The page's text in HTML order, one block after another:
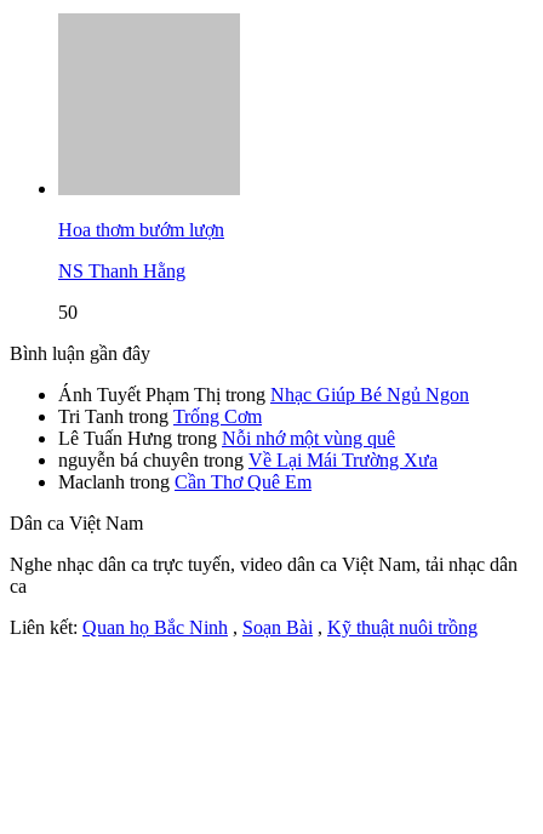
Hoa thơm bướm lượn
NS Thanh Hằng
50
Bình luận gần đây
Ánh Tuyết Phạm Thị trong Nhạc Giúp Bé Ngủ Ngon
Tri Tanh trong Trống Cơm
Lê Tuấn Hưng trong Nỗi nhớ một vùng quê
nguyễn bá chuyên trong Về Lại Mái Trường Xưa
Maclanh trong Cần Thơ Quê Em
Dân ca Việt Nam
Nghe nhạc dân ca trực tuyến, video dân ca Việt Nam, tải nhạc dân
ca
Liên kết: Quan họ Bắc Ninh , Soạn Bài , Kỹ thuật nuôi trồng